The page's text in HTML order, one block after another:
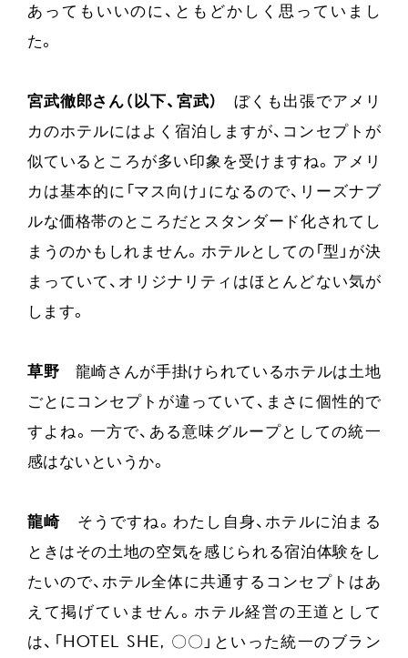
あってもいいのに、ともどかしく思っていまし
た。
宮武徹郎さん（以下、宮武）
ぼくも出張でアメリ
カのホテルにはよく宿泊しますが、コンセプトが
似ているところが多い印象を受けますね。アメリ
カは基本的に「マス向け」になるので、リーズナブ
ルな価格帯のところだとスタンダード化されてし
まうのかもしれません。ホテルとしての「型」が決
まっていて、オリジナリティはほとんどない気が
します。
草野 龍崎さんが手掛けられているホテルは土地
ごとにコンセプトが違っていて、まさに個性的で
すよね。一方で、ある意味グループとしての統一
感はないというか。
龍崎 そうですね。わたし自身、ホテルに泊まる
ときはその土地の空気を感じられる宿泊体験をし
たいので、ホテル全体に共通するコンセプトはあ
えて掲げていません。ホテル経営の王道として
は、「HOTEL SHE, 〇〇」といった統一のブラン